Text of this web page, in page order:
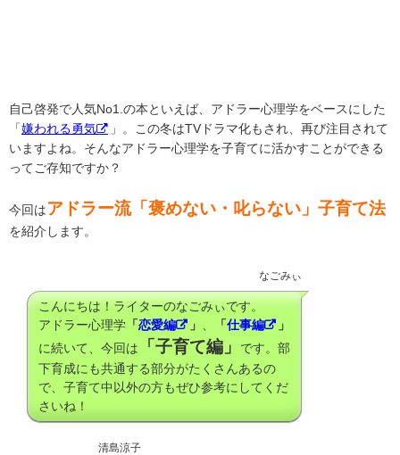
自己啓発で人気No1.の本といえば、アドラー心理学をベースにした
「嫌われる勇気
」。この冬はTVドラマ化もされ、再び注目されて
いますよね。そんなアドラー心理学を子育てに活かすことができる
ってご存知ですか？
今回はアドラー流「褒めない・叱らない」子育て法
を紹介します。
なごみぃ
こんにちは！ライターのなごみぃです。
アドラー心理学 「恋愛編 」 「仕事編
」
に続いて、今回は
「子育て編」
です。部
下育成にも共通する部分がたくさんあるの
で、子育て中以外の方もぜひ参考にしてくだ
さいね！
清島涼子